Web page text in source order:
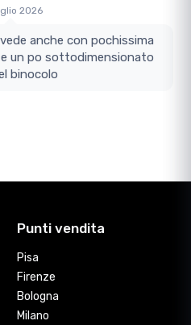
2026
un po sottodimensionato
binocolo
Punti vendita
Pisa
Firenze
Bologna
Milano